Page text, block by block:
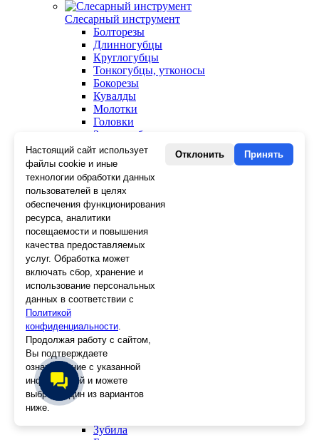
Слесарный инструмент
Болторезы
Длинногубцы
Круглогубцы
Тонкогубцы, утконосы
Бокорезы
Кувалды
Молотки
Головки
Зенкера, бородки, кернеры
Керны
Патроны, переходники
Ножницы электрика
Стопорные кольца
Съемники стопорных колец
Пинцеты
Магниты
Клещи для изоляции
Кабелерезы
Гайкорезы
Зажимы ручные
Подшипники
Тиски
Плоскогубцы
Отвертки
Ножницы по металлу
Напильники, рашпили
Наборы инструментов
Кусачки
Зубила
Настоящий сайт использует
файлы cookie и иные
технологии обработки данных
пользователей в целях
обеспечения функционирования
ресурса, аналитики
посещаемости и повышения
качества предоставляемых
услуг. Обработка может
включать сбор, хранение и
использование персональных
данных в соответствии с
Политикой
конфиденциальности.
Продолжая работу с сайтом,
Вы подтверждаете
ознакомление с указанной
информацией и можете
выбрать один из вариантов
ниже.
Отклонить Принять